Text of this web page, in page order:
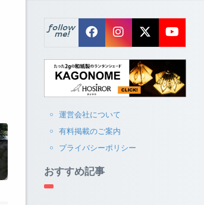
follow
me!
運営会社について
有料掲載のご案内
プライバシーポリシー
おすすめ記事